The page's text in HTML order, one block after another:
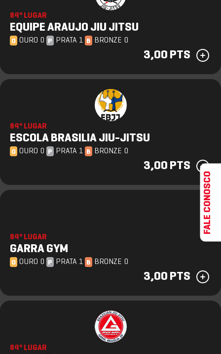
84º LUGAR
EQUIPE ARAUJO JIU JITSU
O OURO 0 P PRATA 1 B BRONZE 0
3,00 PTS
84º LUGAR
ESCOLA BRASILIA JIU-JITSU
O OURO 0 P PRATA 1 B BRONZE 0
3,00 PTS
84º LUGAR
GARRA GYM
O OURO 0 P PRATA 1 B BRONZE 0
3,00 PTS
84º LUGAR
FALE CONOSCO